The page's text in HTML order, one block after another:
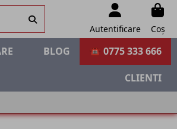
Autentificare Coș
☎ 0775 333 666
BLOG
CLIENTI